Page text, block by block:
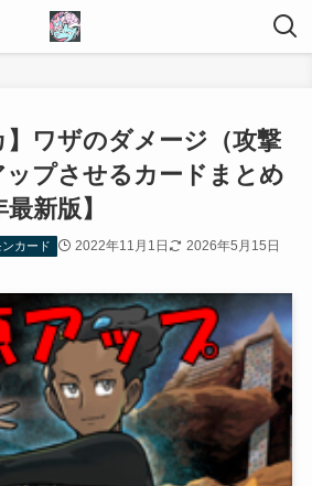
】ワザのダメージ（攻撃
ップさせるカードまとめ
最新版】
カード 2022年11月1日 2026年5月15日